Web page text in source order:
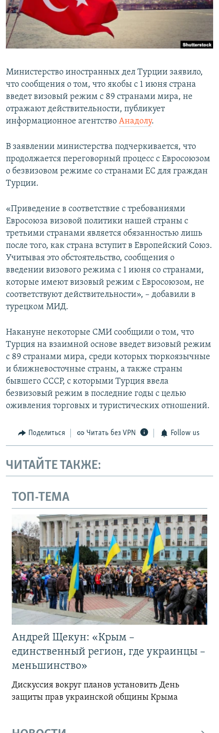
ПОБЕДИТЕЛЕЙ НЕ СУДЯТ?
КРЫМ.НЕПОКОРЕННЫЙ
ELIFBE
ПРИСОЕДИНЯЙТЕСЬ!
Все сайты RFE/RL
Министерство иностранных дел Турции заявило,
что сообщения о том, что якобы с 1 июня страна
введет визовый режим с 89 странами мира, не
отражают действительности, публикует
информационное агентство Анадолу.
В заявлении министерства подчеркивается, что
продолжается переговорный процесс с Евросоюзом
о безвизовом режиме со странами ЕС для граждан
Турции.
«Приведение в соответствие с требованиями
Евросоюза визовой политики нашей страны с
третьими странами является обязанностью лишь
после того, как страна вступит в Европейский Союз.
Учитывая это обстоятельство, сообщения о
введении визового режима с 1 июня со странами,
которые имеют визовый режим с Евросоюзом, не
соответствуют действительности», – добавили в
турецком МИД.
Накануне некоторые СМИ сообщили о том, что
Турция на взаимной основе введет визовый режим
с 89 странами мира, среди которых тюркоязычные
и ближневосточные страны, а также страны
бывшего СССР, с которыми Турция ввела
безвизовый режим в последние годы с целью
оживления торговых и туристических отношений.
Поделиться Читать без VPN Follow us
ЧИТАЙТЕ ТАКЖЕ:
ТОП-ТЕМА
Андрей Щекун: «Крым –
единственный регион, где украинцы –
меньшинство»
Дискуссия вокруг планов установить День
защиты прав украинской общины Крыма